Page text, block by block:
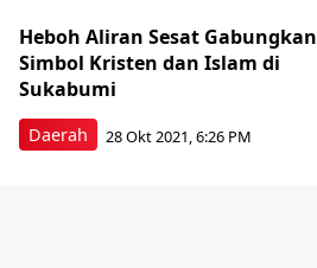
Daerah
Heboh Aliran Sesat Gabungkan
Simbol Kristen dan Islam di
Sukabumi
28 Okt 2021, 6:26 PM